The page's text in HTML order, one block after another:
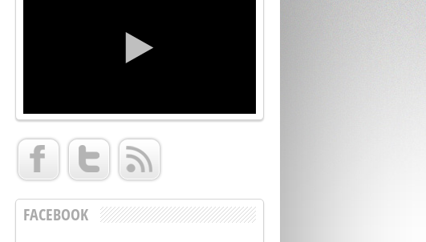
FACEBOOK